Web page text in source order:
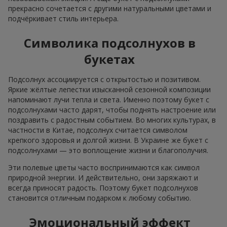
прекрасно сочетается с другими натуральными цветами и
подчёркивает стиль интерьера.
Символика подсолнухов в
букетах
Подсолнух ассоциируется с открытостью и позитивом.
Яркие жёлтые лепестки изысканной сезонной композиции
напоминают лучи тепла и света. Именно поэтому букет с
подсолнухами часто дарят, чтобы поднять настроение или
поздравить с радостным событием. Во многих культурах, в
частности в Китае, подсолнух считается символом
крепкого здоровья и долгой жизни. В Украине же букет с
подсолнухами — это воплощение жизни и благополучия.
Эти полевые цветы часто воспринимаются как символ
природной энергии. И действительно, они заряжают и
всегда приносят радость. Поэтому букет подсолнухов
становится отличным подарком к любому событию.
Эмоциональный эффект